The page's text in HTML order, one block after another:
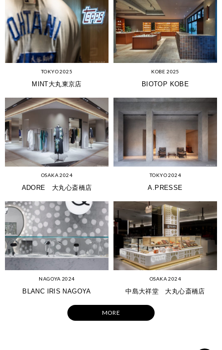
TOKYO 2025
MINT大丸東京店
KOBE 2025
BIOTOP KOBE
OSAKA 2024
ADORE 大丸心斎橋店
TOKYO 2024
A.PRESSE
NAGOYA 2024
BLANC IRIS NAGOYA
OSAKA 2024
中島大祥堂 大丸心斎橋店
MORE